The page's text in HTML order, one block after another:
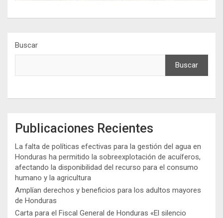
Buscar
Buscar
Publicaciones Recientes
La falta de políticas efectivas para la gestión del agua en
Honduras ha permitido la sobreexplotación de acuíferos,
afectando la disponibilidad del recurso para el consumo
humano y la agricultura
Amplían derechos y beneficios para los adultos mayores
de Honduras
Carta para el Fiscal General de Honduras «El silencio